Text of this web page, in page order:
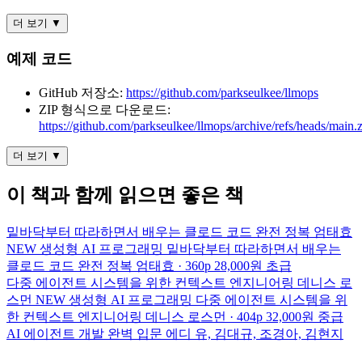
더 보기 ▼
예제 코드
GitHub 저장소: https://github.com/parkseulkee/llmops
ZIP 형식으로 다운로드:
https://github.com/parkseulkee/llmops/archive/refs/heads/
더 보기 ▼
이 책과 함께 읽으면 좋은 책
밑바닥부터 따라하면서 배우는 클로드 코드 완전 정복 엄태효
NEW 생성형 AI 프로그래밍 밑바닥부터 따라하면서 배우는
클로드 코드 완전 정복 엄태효 · 360p 28,000원 초급
다중 에이전트 시스템을 위한 컨텍스트 엔지니어링 데니스 로
스먼 NEW 생성형 AI 프로그래밍 다중 에이전트 시스템을 위
한 컨텍스트 엔지니어링 데니스 로스먼 · 404p 32,000원 중급
AI 에이전트 개발 완벽 입문 에디 유, 김대규, 조경아, 김현지